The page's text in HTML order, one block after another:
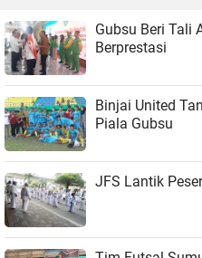
Gubsu Beri Tali
Berprestasi
Binjai United
Piala Gubsu
JFS Lantik